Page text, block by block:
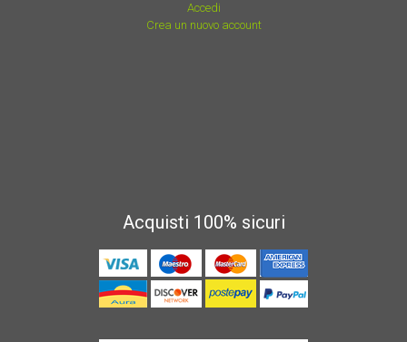
Accedi
Crea un nuovo account
Acquisti 100% sicuri